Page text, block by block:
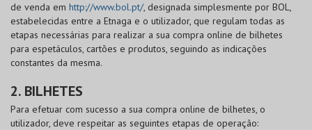
de venda em http://www.bol.pt/, designada simplesmente por BOL,
estabelecidas entre a Etnaga e o utilizador, que regulam todas as
etapas necessárias para realizar a sua compra online de bilhetes
para espetáculos, cartões e produtos, seguindo as indicações
constantes da mesma.
2. BILHETES
Para efetuar com sucesso a sua compra online de bilhetes, o
utilizador, deve respeitar as seguintes etapas de operação: